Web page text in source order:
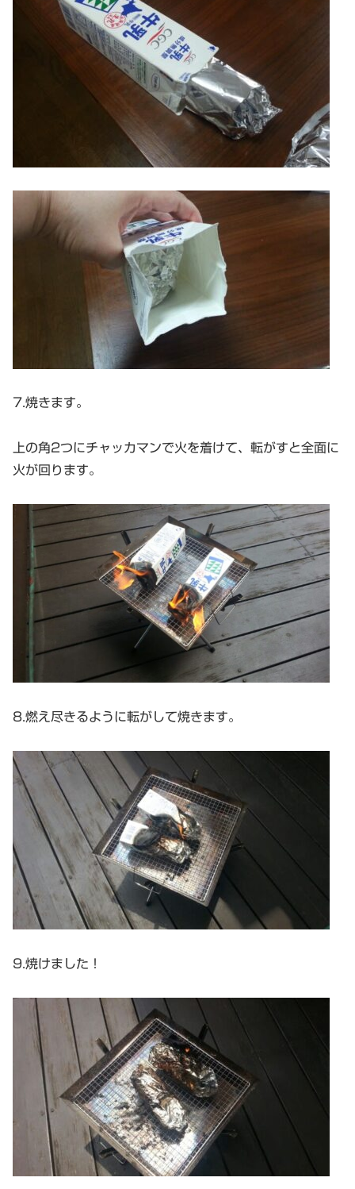
7.焼きます。
上の角2つにチャッカマンで火を着けて、転がすと全面に
火が回ります。
8.燃え尽きるように転がして焼きます。
9.焼けました！